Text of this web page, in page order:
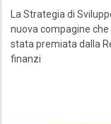
La Strategia di
nuova compagine
stata premiata dalla
finanzi